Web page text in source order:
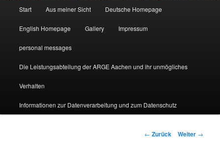
Start Aus meiner Sicht Deutsche Homepage
English Homepage Gallery Impressum
personal messages
Die Leistungsabteilung der ARGE Aachen und ihr unmögliches
Verhalten
Informationen zur Datenverarbeitung und zum Datenschutz
Beitragsnavigation
← Zurück Weiter →